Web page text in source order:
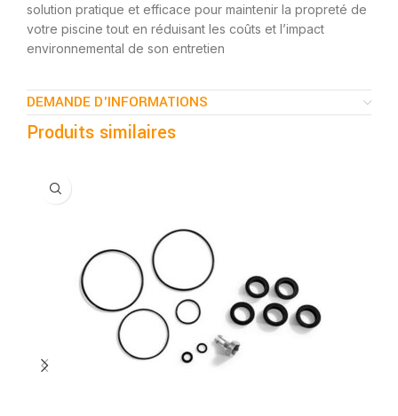
solution pratique et efficace pour maintenir la propreté de
votre piscine tout en réduisant les coûts et l’impact
environnemental de son entretien
DEMANDE D'INFORMATIONS
Produits similaires